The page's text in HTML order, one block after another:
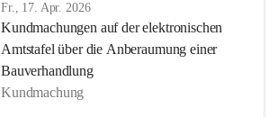
Fr., 17. Apr. 2026
Kundmachungen auf der elektronischen
Amtstafel über die Anberaumung einer
Bauverhandlung
Kundmachung